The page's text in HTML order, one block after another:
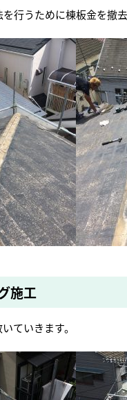
行うために棟板金を撤
施工
ていきます。